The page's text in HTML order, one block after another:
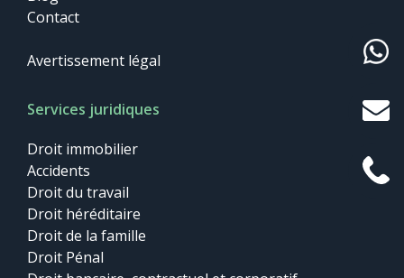
Contact
Avertissement légal
Services juridiques
Droit immobilier
Accidents
Droit du travail
Droit héréditaire
Droit de la famille
Droit Pénal